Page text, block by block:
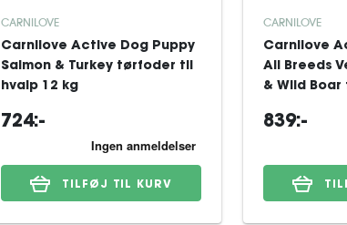
CARNILOVE
Carnilove Active Dog Puppy
Salmon & Turkey tørfoder til
hvalp 12 kg
724:-
TILFØJ TIL KURV
CARNILOVE
Carnilove
All Breeds
& Wild
839:-